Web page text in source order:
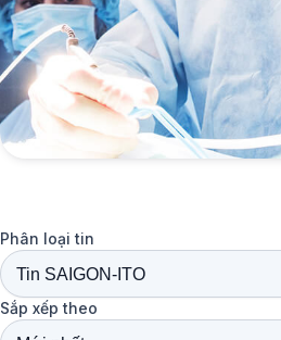
Phân loại tin
Sắp xếp theo